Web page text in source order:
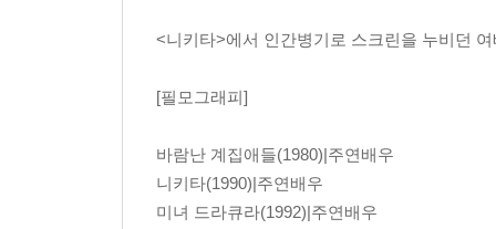
<니키타>에서 인간병기로 스크린을 누비던
[필모그래피]
바람난 계집애들(1980)|주연배우
니키타(1990)|주연배우
미녀 드라큐라(1992)|주연배우